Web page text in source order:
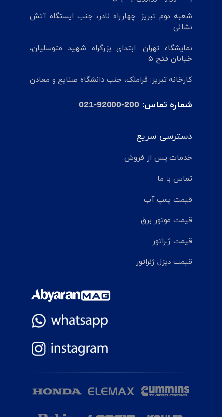
شعبه دوم تبریز: چهارراه نادر، جنب ایستگاه آتش
نشانی
نمایشگاه تهران: ابتدای بزرگراه شهید متوسلیان،
خیابان فتح 5
کارخانه تبریز: قراملک، جنب دانشگاه صنایع و معادن
شماره تماس: 021-92000-200
دسترسی سریع
خدمات پس از فروش
تماس با ما
قیمت پمپ آب
قیمت موتور برق
قیمت ژنراتور
قیمت دیزل ژنراتور